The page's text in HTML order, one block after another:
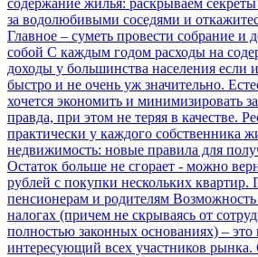
за водолюбивыми соседями и
Главное – суметь провести собрание и
собой С каждым годом расходы на
доходы у большинства населения если
быстро и не очень уж значительно.
хочется экономить и минимизировать
правда, при этом не теряя в качестве.
практически у каждого собственника
недвижимость: новые правила для
Остаток больше не сгорает - можно
рублей с покупки нескольких квартир.
пенсионерам и родителям Возможность
налогах (причем не скрываясь от
полностью законных основаниях) –
интересующий всех участников